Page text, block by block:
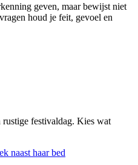
geven, maar bewijst niet
houd je feit, gevoel en
festivaldag. Kies wat